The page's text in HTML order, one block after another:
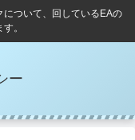
について、回しているEAの
。
ー